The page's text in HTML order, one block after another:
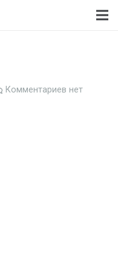
Комментариев нет